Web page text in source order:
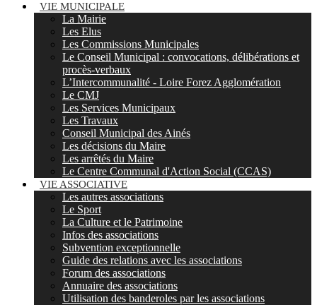
VIE MUNICIPALE
La Mairie
Les Elus
Les Commissions Municipales
Le Conseil Municipal : convocations, délibérations et
procès-verbaux
L’Intercommunalité - Loire Forez Agglomération
Le CMJ
Les Services Municipaux
Les Travaux
Conseil Municipal des Ainés
Les décisions du Maire
Les arrêtés du Maire
Le Centre Communal d'Action Social (CCAS)
VIE ASSOCIATIVE
Les autres associations
Le Sport
La Culture et le Patrimoine
Infos des associations
Subvention exceptionnelle
Guide des relations avec les associations
Forum des associations
Annuaire des associations
Utilisation des banderoles par les associations